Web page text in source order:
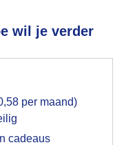
wil je verder
per maand)
cadeaus
voor het
op hebt gegeven,